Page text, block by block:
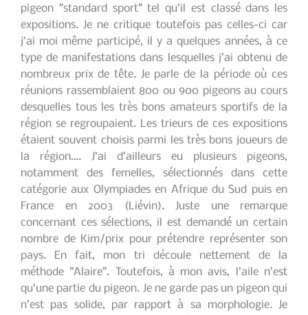
pigeon ”standard sport” tel qu’il est classé dans les
expositions. Je ne critique toutefois pas celles-ci car
j’ai moi même participé, il y a quelques années, à ce
type de manifestations dans lesquelles j’ai obtenu de
nombreux prix de tête. Je parle de la période où ces
réunions rassemblaient 800 ou 900 pigeons au cours
desquelles tous les très bons amateurs sportifs de la
région se regroupaient. Les trieurs de ces expositions
étaient souvent choisis parmi les très bons joueurs de
la région…. J’ai d’ailleurs eu plusieurs pigeons,
notamment des femelles, sélectionnés dans cette
catégorie aux Olympiades en Afrique du Sud puis en
France en 2003 (Liévin). Juste une remarque
concernant ces sélections, il est demandé un certain
nombre de Kim/prix pour prétendre représenter son
pays. En fait, mon tri découle nettement de la
méthode ”Alaire”. Toutefois, à mon avis, l’aile n’est
qu’une partie du pigeon. Je ne garde pas un pigeon qui
n’est pas solide, par rapport à sa morphologie. Je